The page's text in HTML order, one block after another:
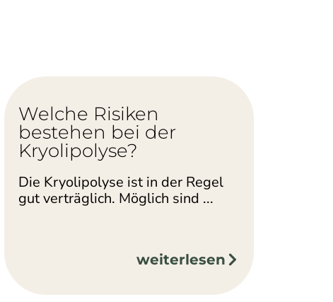
Welche Risiken
bestehen bei der
Kryolipolyse?
Die Kryolipolyse ist in der Regel
gut verträglich. Möglich sind ...
weiterlesen